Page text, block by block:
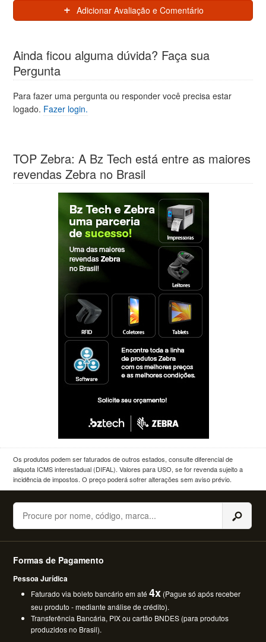
Adicionar Avaliação e Comentário
Ainda ficou alguma dúvida? Faça sua
Pergunta
Para fazer uma pergunta ou responder você precisa estar
logado. Fazer login.
TOP Zebra: A Bz Tech está entre as maiores
revendas Zebra no Brasil
Os produtos podem ser faturados de outros estados, consulte diferencial de
aliquota ICMS interestadual (DIFAL). Valores para USO, se for revenda sujeito a
incidência de impostos. O preço poderá sofrer alterações sem aviso prévio.
Buscar
Formas de Pagamento
Pessoa Jurídica
Faturado via boleto bancário em até4x (Pague só após receber
seu produto - mediante análise de crédito).
Transferência Bancária, PIX ou cartão BNDES (para produtos
produzidos no Brasil).